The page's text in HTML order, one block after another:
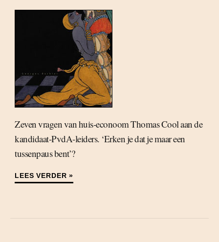
Zeven vragen van huis-econoom Thomas Cool aan de
kandidaat-PvdA-leiders. ‘Erken je dat je maar een
tussenpaus bent’?
LEES VERDER »